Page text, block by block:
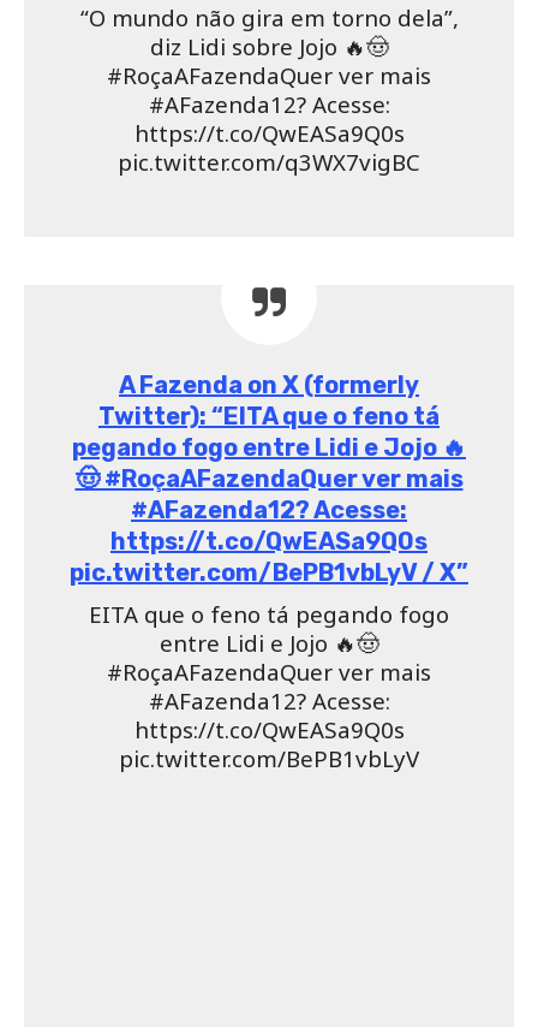
“O mundo não gira em torno dela”,
diz Lidi sobre Jojo 🔥🤠
#RoçaAFazendaQuer ver mais
#AFazenda12? Acesse:
https://t.co/QwEASa9Q0s
pic.twitter.com/q3WX7vigBC
A Fazenda on X (formerly
Twitter): “EITA que o feno tá
pegando fogo entre Lidi e Jojo 🔥
🤠 #RoçaAFazendaQuer ver mais
#AFazenda12? Acesse:
https://t.co/QwEASa9Q0s
pic.twitter.com/BePB1vbLyV / X”
EITA que o feno tá pegando fogo
entre Lidi e Jojo 🔥🤠
#RoçaAFazendaQuer ver mais
#AFazenda12? Acesse:
https://t.co/QwEASa9Q0s
pic.twitter.com/BePB1vbLyV